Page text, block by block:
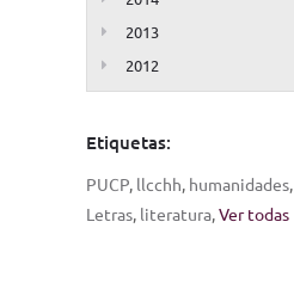
2013
2012
Etiquetas:
PUCP, llcchh, humanidades,
Letras, literatura,Ver todas